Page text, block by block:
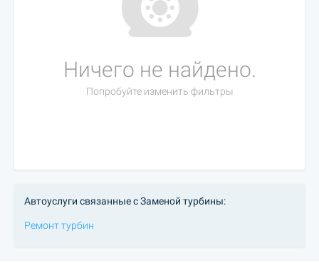
Ничего не найдено.
Попробуйте изменить фильтры
Автоуслуги связанные с Заменой турбины:
Ремонт турбин